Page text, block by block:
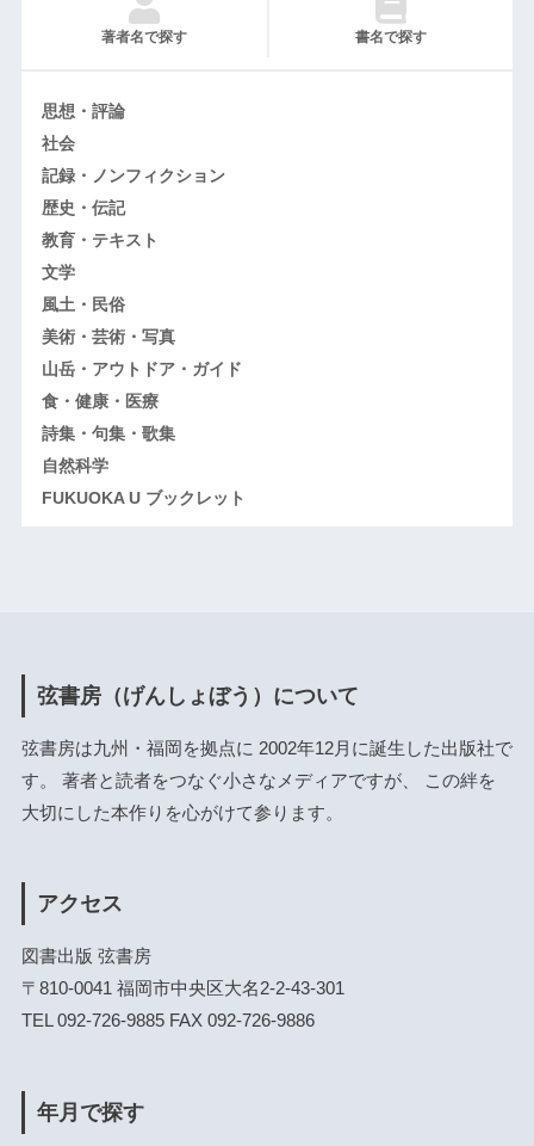
著者名で探す 書名で探す
思想・評論
社会
記録・ノンフィクション
歴史・伝記
教育・テキスト
文学
風土・民俗
美術・芸術・写真
山岳・アウトドア・ガイド
食・健康・医療
詩集・句集・歌集
自然科学
FUKUOKA U ブックレット
弦書房（げんしょぼう）について
弦書房は九州・福岡を拠点に 2002年12月に誕生した出版社で
す。 著者と読者をつなぐ小さなメディアですが、 この絆を
大切にした本作りを心がけて参ります。
アクセス
図書出版 弦書房
〒810-0041 福岡市中央区大名2-2-43-301
TEL 092-726-9885 FAX 092-726-9886
年月で探す